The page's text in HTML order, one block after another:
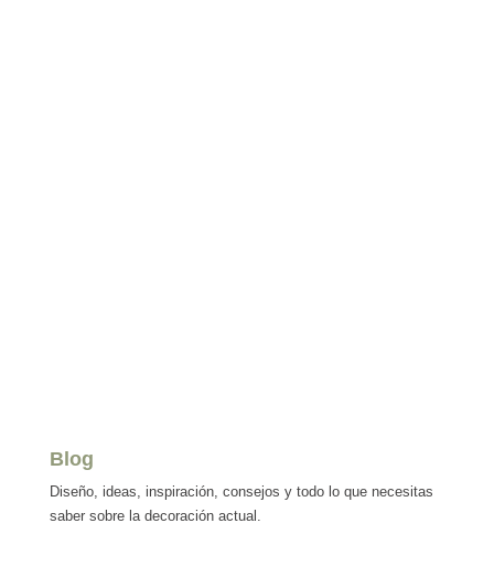
Blog
Diseño, ideas, inspiración, consejos y todo lo que necesitas
saber sobre la decoración actual.